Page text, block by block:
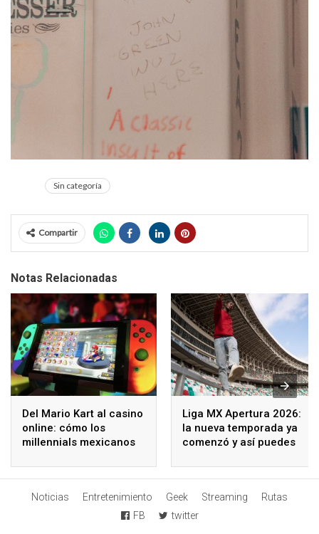
Sin categoría
Compartir
Notas Relacionadas
Del Mario Kart al casino
online: cómo los
millennials mexicanos
Liga MX Apertura 2026:
la nueva temporada ya
comenzó y así puedes
Noticias Entretenimiento Geek Streaming
Rutas
FB
twitter